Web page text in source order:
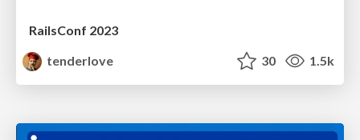
RailsConf 2023
tenderlove
30 1.5k